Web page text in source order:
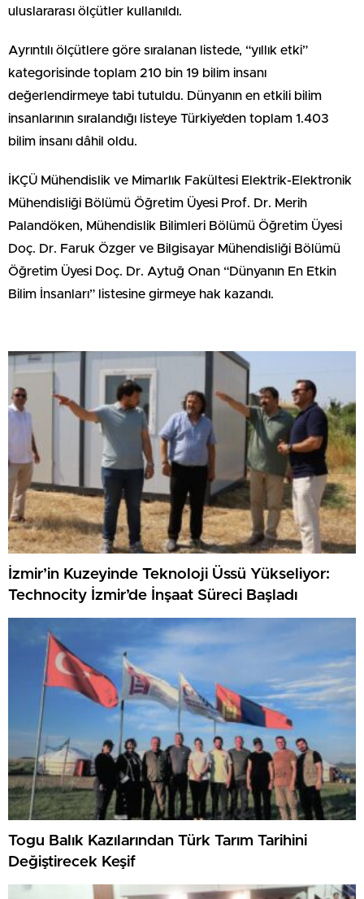
uluslararası ölçütler kullanıldı.
Ayrıntılı ölçütlere göre sıralanan listede, “yıllık etki”
kategorisinde toplam 210 bin 19 bilim insanı
değerlendirmeye tabi tutuldu. Dünyanın en etkili bilim
insanlarının sıralandığı listeye Türkiye’den toplam 1.403
bilim insanı dâhil oldu.
İKÇÜ Mühendislik ve Mimarlık Fakültesi Elektrik-Elektronik
Mühendisliği Bölümü Öğretim Üyesi Prof. Dr. Merih
Palandöken, Mühendislik Bilimleri Bölümü Öğretim Üyesi
Doç. Dr. Faruk Özger ve Bilgisayar Mühendisliği Bölümü
Öğretim Üyesi Doç. Dr. Aytuğ Onan “Dünyanın En Etkin
Bilim İnsanları” listesine girmeye hak kazandı.
İzmir’in Kuzeyinde Teknoloji Üssü Yükseliyor:
Technocity İzmir’de İnşaat Süreci Başladı
Togu Balık Kazılarından Türk Tarım Tarihini
Değiştirecek Keşif